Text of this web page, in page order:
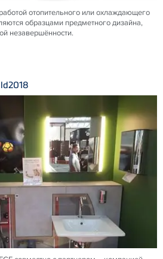
отопительного или охлаждающего
образцами предметного дизайна,
незавершённости.